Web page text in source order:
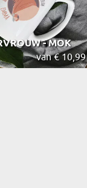
- MOK
van € 10,99